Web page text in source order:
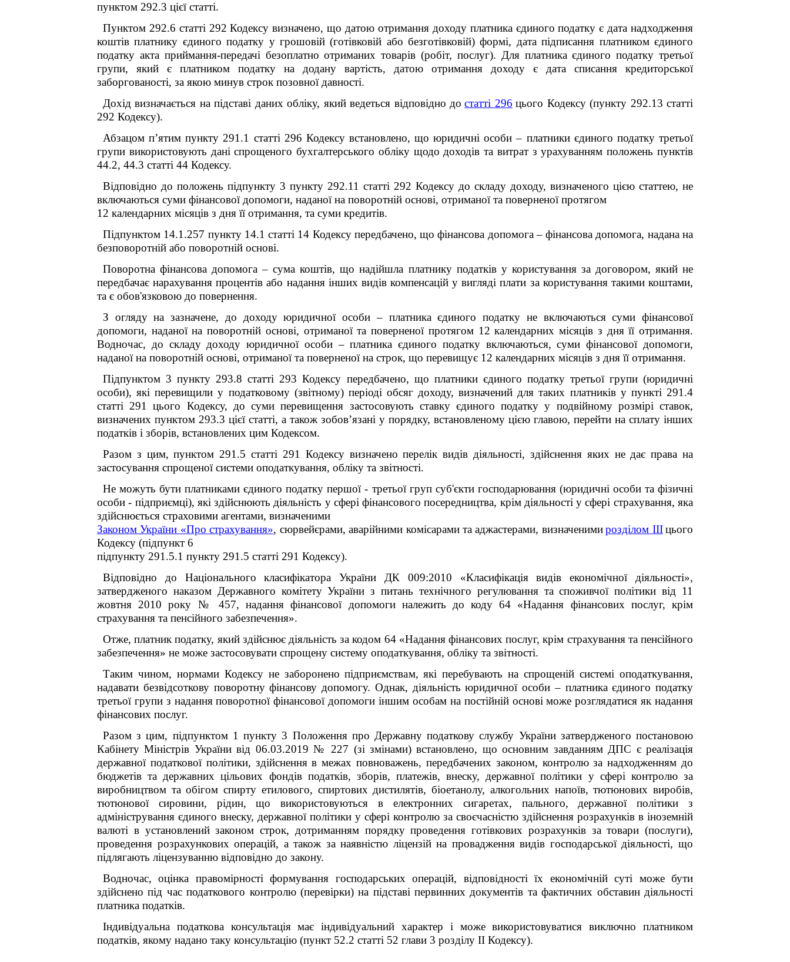
пунктом 292.3 цієї статті.
Пунктом 292.6 статті 292 Кодексу визначено, що датою отримання доходу платника єдиного податку є дата надходження
коштів платнику єдиного податку у грошовій (готівковій або безготівковій) формі, дата підписання платником єдиного
податку акта приймання-передачі безоплатно отриманих товарів (робіт, послуг). Для платника єдиного податку третьої
групи, який є платником податку на додану вартість, датою отримання доходу є дата списання кредиторської
заборгованості, за якою минув строк позовної давності.
Дохід визначається на підставі даних обліку, який ведеться відповідно до статті 296 цього Кодексу (пункту 292.13 статті
292 Кодексу).
Абзацом п’ятим пункту 291.1 статті 296 Кодексу встановлено, що юридичні особи – платники єдиного податку третьої
групи використовують дані спрощеного бухгалтерського обліку щодо доходів та витрат з урахуванням положень пунктів
44.2, 44.3 статті 44 Кодексу.
Відповідно до положень підпункту 3 пункту 292.11 статті 292 Кодексу до складу доходу, визначеного цією статтею, не
включаються суми фінансової допомоги, наданої на поворотній основі, отриманої та поверненої протягом
12 календарних місяців з дня її отримання, та суми кредитів.
Підпунктом 14.1.257 пункту 14.1 статті 14 Кодексу передбачено, що фінансова допомога–фінансова допомога, надана на
безповоротній або поворотній основі.
Поворотна фінансова допомога– сума коштів, що надійшла платнику податків у користування за договором, який не
передбачає нарахування процентів або надання інших видів компенсацій у вигляді плати за користування такими коштами,
та є обов'язковою до повернення.
З огляду на зазначене, до доходу юридичної особи – платника єдиного податку не включаються суми фінансової
допомоги, наданої на поворотній основі, отриманої та поверненої протягом 12 календарних місяців з дня її отримання.
Водночас, до складу доходу юридичної особи – платника єдиного податку включаються, суми фінансової допомоги,
наданої на поворотній основі, отриманої та поверненої на строк, що перевищує 12 календарних місяців з дня її отримання.
Підпунктом 3 пункту 293.8 статті 293 Кодексу передбачено, що платники єдиного податку третьої групи (юридичні
особи), які перевищили у податковому (звітному) періоді обсяг доходу, визначений для таких платників у пункті 291.4
статті 291 цього Кодексу, до суми перевищення застосовують ставку єдиного податку у подвійному розмірі ставок,
визначених пунктом 293.3 цієї статті, а також зобов’язані у порядку, встановленому цією главою, перейти на сплату інших
податків і зборів, встановлених цим Кодексом.
Разом з цим, пунктом 291.5 статті 291 Кодексу визначено перелік видів діяльності, здійснення яких не дає права на
застосування спрощеної системи оподаткування, обліку та звітності.
Не можуть бути платниками єдиного податку першої - третьої груп суб'єкти господарювання (юридичні особи та фізичні
особи - підприємці), які здійснюють діяльність у сфері фінансового посередництва, крім діяльності у сфері страхування, яка
здійснюється страховими агентами, визначеними
Законом України «Про страхування», сюрвейєрами, аварійними комісарами та аджастерами, визначеними розділом III цього
Кодексу (підпункт 6
підпункту 291.5.1 пункту 291.5 статті 291 Кодексу).
Відповідно до Національного класифікатора України ДК 009:2010 «Класифікація видів економічної діяльності»,
затвердженого наказом Державного комітету України з питань технічного регулювання та споживчої політики від 11
жовтня 2010 року № 457, надання фінансової допомоги належить до коду 64 «Надання фінансових послуг, крім
страхування та пенсійного забезпечення».
Отже, платник податку, який здійснює діяльність за кодом 64 «Надання фінансових послуг, крім страхування та пенсійного
забезпечення» не може застосовувати спрощену систему оподаткування, обліку та звітності.
Таким чином, нормами Кодексу не заборонено підприємствам, які перебувають на спрощеній системі оподаткування,
надавати безвідсоткову поворотну фінансову допомогу. Однак, діяльність юридичної особи – платника єдиного податку
третьої групи з надання поворотної фінансової допомоги іншим особам на постійній основі може розглядатися як надання
фінансових послуг.
Разом з цим, підпунктом 1 пункту 3 Положення про Державну податкову службу України затвердженого постановою
Кабінету Міністрів України від 06.03.2019 № 227 (зі змінами) встановлено, що основним завданням ДПС є реалізація
державної податкової політики, здійснення в межах повноважень, передбачених законом, контролю за надходженням до
бюджетів та державних цільових фондів податків, зборів, платежів, внеску, державної політики у сфері контролю за
виробництвом та обігом спирту етилового, спиртових дистилятів, біоетанолу, алкогольних напоїв, тютюнових виробів,
тютюнової сировини, рідин, що використовуються в електронних сигаретах, пального, державної політики з
адміністрування єдиного внеску, державної політики у сфері контролю за своєчасністю здійснення розрахунків в іноземній
валюті в установлений законом строк, дотриманням порядку проведення готівкових розрахунків за товари (послуги),
проведення розрахункових операцій, а також за наявністю ліцензій на провадження видів господарської діяльності, що
підлягають ліцензуванню відповідно до закону.
Водночас, оцінка правомірності формування господарських операцій, відповідності їх економічній суті може бути
здійснено під час податкового контролю (перевірки) на підставі первинних документів та фактичних обставин діяльності
платника податків.
Індивідуальна податкова консультація має індивідуальний характер і може використовуватися виключно платником
податків, якому надано таку консультацію (пункт 52.2 статті 52 глави 3 розділу ІІ Кодексу).